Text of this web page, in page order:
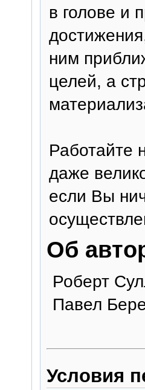
в голове и
ним
целей, а
Работайте
даже
если Вы
Об
Роберт
Павел
Условия